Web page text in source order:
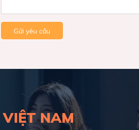
Gửi yêu cầu
VIỆT NAM